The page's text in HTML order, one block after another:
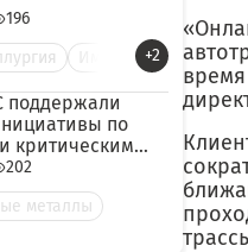
196
+2
поддержали
по
критическим
202
металлы